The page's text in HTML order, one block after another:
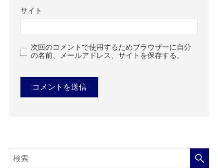
サイト
次回のコメントで使用するためブラウザーに自分
の名前、メールアドレス、サイトを保存する。